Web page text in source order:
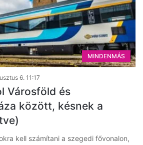
MINDENMÁS
6. 11:17
Városföld és
között, késnek a
kell számítani a szegedi fővonalon,